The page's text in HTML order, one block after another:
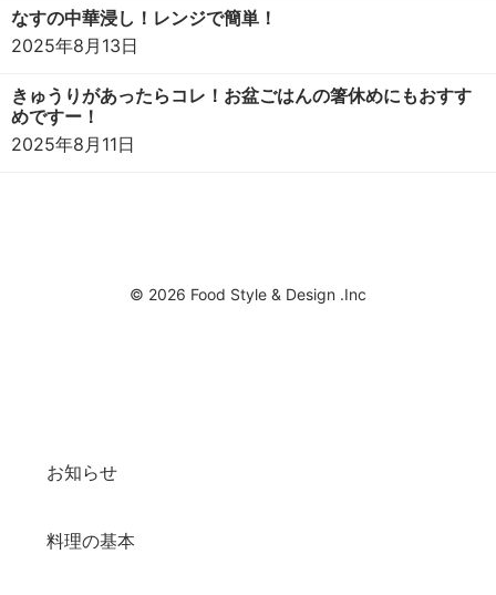
なすの中華浸し！レンジで簡単！
2025年8月13日
きゅうりがあったらコレ！お盆ごはんの箸休めにもおすす
めですー！
2025年8月11日
© 2026 Food Style & Design .Inc
お知らせ
料理の基本